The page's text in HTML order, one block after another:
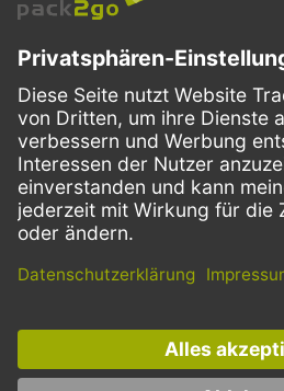
VERSANDARTEN
FacebookInstagramLinkedIn